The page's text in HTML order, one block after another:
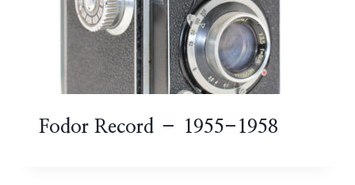
Fodor Record – 1955-1958